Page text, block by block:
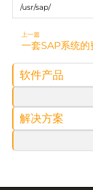
/usr/sap/
Prev
上一篇
一套SAP系统的
软件产品
解决方案